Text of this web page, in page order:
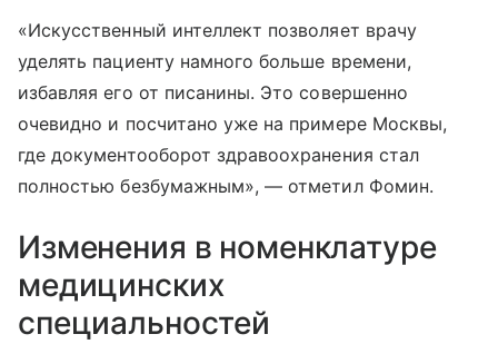
«Искусственный интеллект позволяет врачу
уделять пациенту намного больше времени,
избавляя его от писанины. Это совершенно
очевидно и посчитано уже на примере Москвы,
где документооборот здравоохранения стал
полностью безбумажным», — отметил Фомин.
Изменения в номенклатуре
медицинских
специальностей